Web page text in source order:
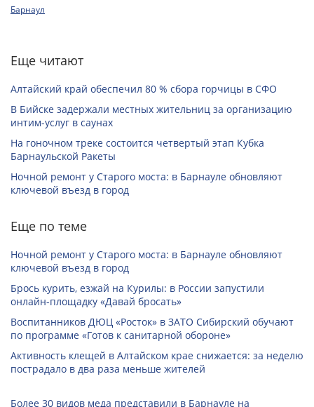
Барнаул
Еще читают
Алтайский край обеспечил 80 % сбора горчицы в СФО
В Бийске задержали местных жительниц за организацию
интим-услуг в саунах
На гоночном треке состоится четвертый этап Кубка
Барнаульской Ракеты
Ночной ремонт у Старого моста: в Барнауле обновляют
ключевой въезд в город
Еще по теме
Ночной ремонт у Старого моста: в Барнауле обновляют
ключевой въезд в город
Брось курить, езжай на Курилы: в России запустили
онлайн-­площадку «Давай бросать»
Воспитанников ДЮЦ «Росток» в ЗАТО Сибирский обучают
по программе «Готов к санитарной обороне»
Активность клещей в Алтайском крае снижается: за неделю
пострадало в два раза меньше жителей
Более 30 видов меда представили в Барнауле на